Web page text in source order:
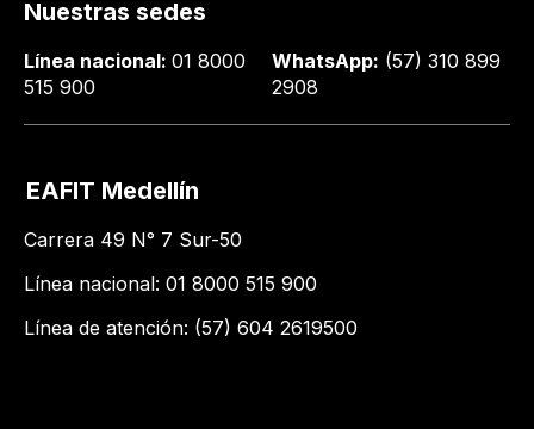
Nuestras sedes
Línea nacional: 01 8000
515 900
WhatsApp: (57) 310 899
2908
EAFIT Medellín
Carrera 49 N° 7 Sur-50
Línea nacional: 01 8000 515 900
Línea de atención: (57) 604 2619500